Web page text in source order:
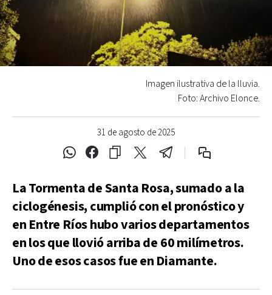
31 de agosto de 2025
Imagen ilustrativa de la lluvia.
Foto: Archivo Elonce.
La Tormenta de Santa Rosa, sumado a la
ciclogénesis, cumplió con el pronóstico y
en Entre Ríos hubo varios departamentos
en los que llovió arriba de 60 milímetros.
Uno de esos casos fue en Diamante.